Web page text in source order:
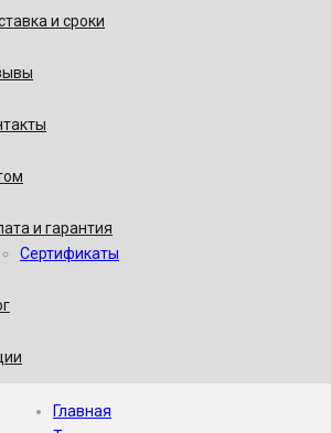
и сроки
и гарантия
Сертификаты
Главная